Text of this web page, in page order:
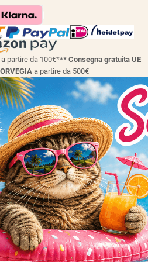
a partire da 100€*** Consegna gratuita UE
a partire da 500€